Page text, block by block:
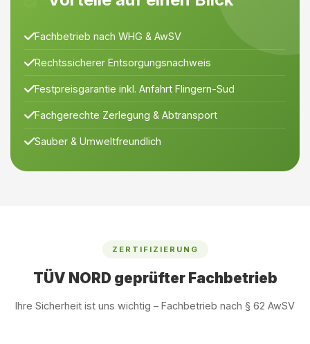
Fachbetrieb nach WHG & AwSV
Rechtssicherer Entsorgungsnachweis
Festpreisgarantie inkl. Anfahrt Flingern-Sud
Fachgerechte Zerlegung & Abtransport
Sauber & Umweltfreundlich
ZERTIFIZIERUNG
TÜV NORD geprüfter Fachbetrieb
Ihre Sicherheit ist uns wichtig – Fachbetrieb nach § 62 AwSV